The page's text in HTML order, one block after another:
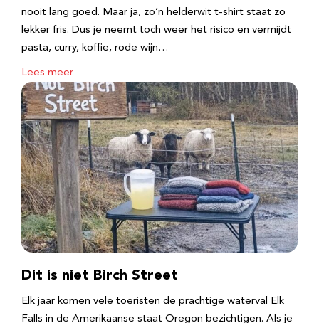
nooit lang goed. Maar ja, zo’n helderwit t-shirt staat zo
lekker fris. Dus je neemt toch weer het risico en vermijdt
pasta, curry, koffie, rode wijn…
Lees meer
Dit is niet Birch Street
Elk jaar komen vele toeristen de prachtige waterval Elk
Falls in de Amerikaanse staat Oregon bezichtigen. Als je